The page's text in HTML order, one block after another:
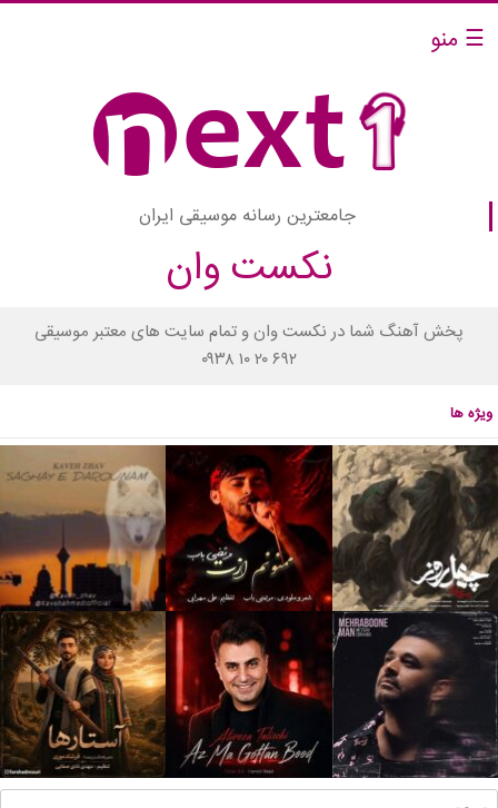
☰ منو
جامعترین رسانه موسیقی ایران
نکست وان
پخش آهنگ شما در نکست وان و تمام سایت های معتبر موسیقی
۰۹۳۸ ۱۰ ۲۰ ۶۹۲
ویژه ها